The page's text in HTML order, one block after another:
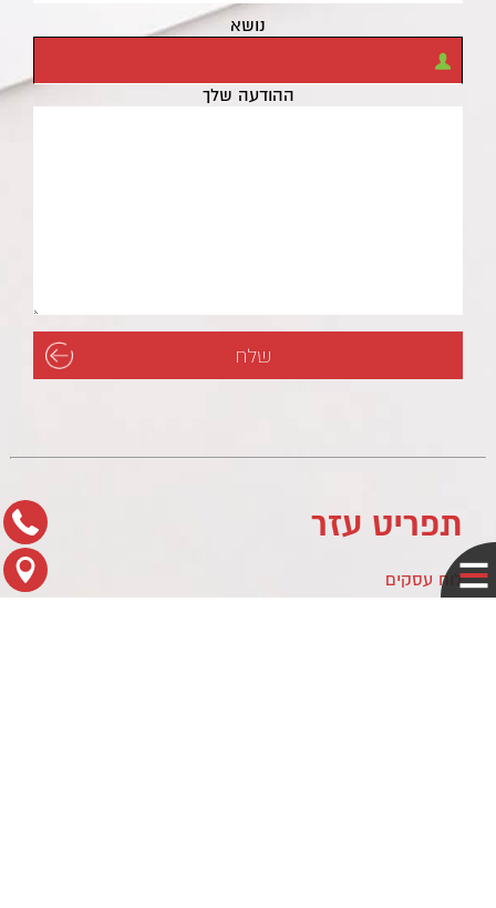
נושא
ההודעה שלך
תפריט עזר
לוח עסקים
מדיניות פרטיות